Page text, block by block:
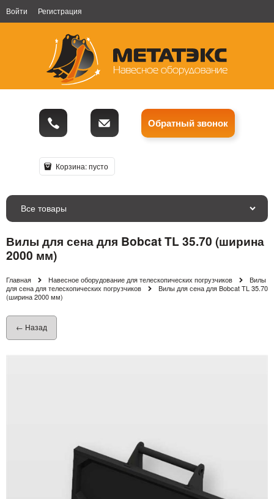
Войти Регистрация
Обратный звонок
Корзина:пусто
Все товары
Вилы для сена для Bobcat TL 35.70 (ширина
2000 мм)
Главная Навесное оборудование для телескопических погрузчиков
Вилы
для сена для телескопических погрузчиков
Вилы для сена для Bobcat TL 35.70
(ширина 2000 мм)
← Назад